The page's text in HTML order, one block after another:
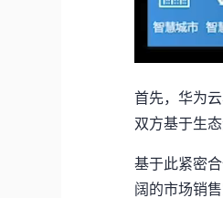
首先，华为
双方基于生
基于此紧密
阔的市场销